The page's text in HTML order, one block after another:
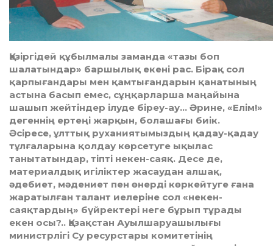
Қазіргідей құбылмалы заманда «тазы боп
шалатындар» баршылық екені рас. Бірақ сол
қарпығандары мен қамтығандарын қанатының
астына басып емес, сұңқарларша маңайына
шашып жейтіндер ілуде біреу-ау… Әрине, «Елім!»
дегеннің ертеңі жарқын, болашағы биік.
Әсіресе, ұлттық руханиятымыздың қадау-қадау
тұлғаларына қолдау көрсетуге ықылас
танытатындар, тіпті некен-саяқ. Десе де,
материалдық игіліктер жасаудан алшақ,
әдебиет, мәдениет пен өнерді көркейтуге ғана
жаратылған талант иелеріне сол «некен-
саяқтардың» бүйректері неге бұрып тұрады
екен осы?.. Қазақстан Ауылшаруашылығы
министрлігі Су ресурстары комитетінің